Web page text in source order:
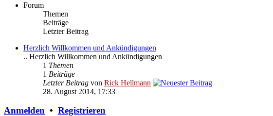
Forum
Themen
Beiträge
Letzter Beitrag
Herzlich Willkommen und Ankündigungen
.. Herzlich Willkommen und Ankündigungen
1 Themen
1 Beiträge
Letzter Beitrag von Rick Hellmann
28. August 2014, 17:33
Anmelden • Registrieren